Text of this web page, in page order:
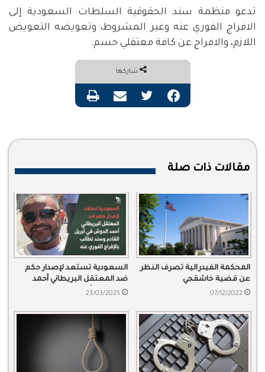
تدعو منظمة سند الحقوقية السلطات السعودية إلى
الافراج الفوري عنه وغير المشروط، وتعويضه التعويض
اللازم، والافراج عن كافة معتقلي حسم.
شاركها
فيسبوك تويتر مشاركة عبر البريد طباعة
مقالات ذات صلة
المحكمة الفيدرالية تصرف النظر
عن قضية خاشقجي
07/12/2022
السعودية تستعد لإصدار حكم
ضد المعتقل البريطاني أحمد
الدوش في أبريل القادم وسند
23/03/2025